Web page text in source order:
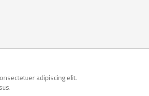
adipiscing elit.